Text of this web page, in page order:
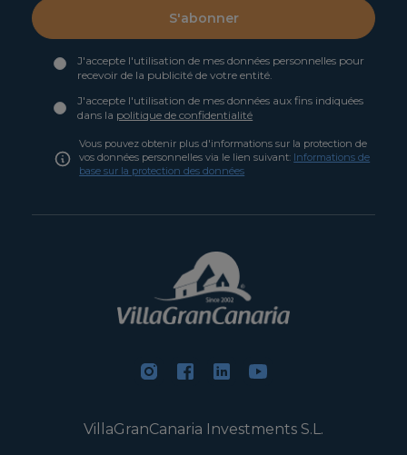
S'abonner
J'accepte l'utilisation de mes données personnelles pour
recevoir de la publicité de votre entité.
J'accepte l'utilisation de mes données aux fins indiquées
dans la politique de confidentialité
Vous pouvez obtenir plus d'informations sur la protection de
vos données personnelles via le lien suivant: Informations de
base sur la protection des données
VillaGranCanaria Investments S.L.